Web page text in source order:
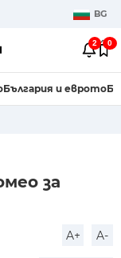
BG
2 0
България и еврото
за
A+ A-